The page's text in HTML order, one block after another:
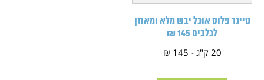
טייגר פלוס אוכל יבש מלא ומאוזן
לכלבים 145 ₪
20 ק"ג - 145 ₪